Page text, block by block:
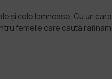
și cele lemnoase. Cu un
femeile care caută